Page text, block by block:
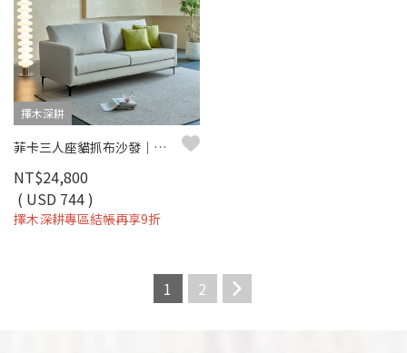
擇木深耕
菲卡三人座貓抓布沙發｜比利時貓抓布 × 耐磨防潑水 × 可拆洗布套 × 高回彈坐墊 – 擇木深耕
NT$24,800
( USD 744 )
擇木深耕專區結帳再享9折
1 2